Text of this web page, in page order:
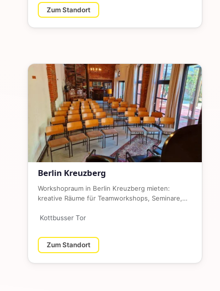
Zum Standort
Berlin Kreuzberg
Workshopraum in Berlin Kreuzberg mieten:
kreative Räume für Teamworkshops, Seminare,
Kottbusser Tor
Zum Standort